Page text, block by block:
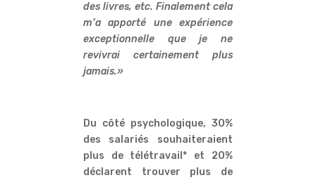
des livres, etc. Finalement cela
m’a apporté une expérience
exceptionnelle que je ne
revivrai certainement plus
jamais.»
Du côté psychologique, 30%
des salariés souhaiteraient
plus de télétravail* et 20%
déclarent trouver plus de